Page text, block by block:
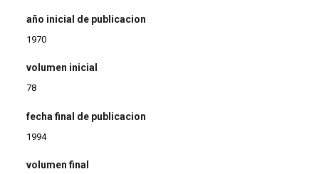
año inicial de publicacion
1970
volumen inicial
78
fecha final de publicacion
1994
volumen final